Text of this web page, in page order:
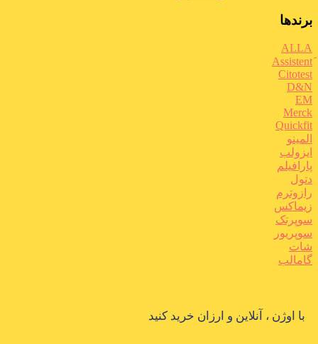
برندها
ALLA
Citotest
D&N
EM
Merck
Quickfit
المینو
ایزولب
پارافیلم
دتول
رازوترم
زیماکس
سوپرتک
سوپریور
شات
گامالب
با اوژن ، آنلاین و ارزان خرید کنید